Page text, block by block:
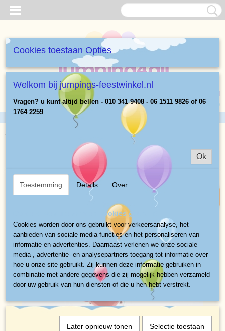
Registreren
Geen producten
(0)
Home
feest product
Cookies toestaan Opties
Welkom bij jumpings-feestwinkel.nl
Vragen? u kunt altijd bellen - 010 341 9408 - 06 1511 9826 of 06
1764 2259
Ok
Toestemming Details Over
Op deze website worden cookies gebruikt
Cookies worden door ons gebruikt voor verkeersanalyse, het
aanbieden van sociale media-functies en het personaliseren van
informatie en advertenties. Daarnaast verlenen we onze sociale
media-, advertentie- en analysepartners toegang tot informatie over
hoe u onze site gebruikt. Zij kunnen deze informatie gebruiken in
combinatie met andere gegevens die zij mogelijk hebben verzameld
door uw gebruik van hun diensten of die u hen hebt verstrekt.
Later opnieuw tonen Selectie toestaan